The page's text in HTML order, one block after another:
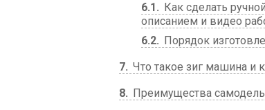
6.1
Как сделать
описанием и видео
6.2
Порядок
7 Что такое зиг машина и
8
Преимущества